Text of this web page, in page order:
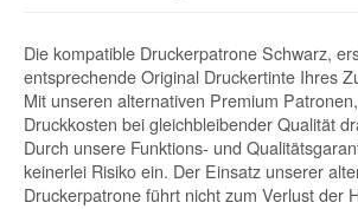
Die kompatible Druckerpatrone Schwarz,
entsprechende Original Druckertinte Ihres
Mit unseren alternativen Premium
Druckkosten bei gleichbleibender Qualität
Durch unsere Funktions- und
keinerlei Risiko ein. Der Einsatz unserer
Druckerpatrone führt nicht zum Verlust der